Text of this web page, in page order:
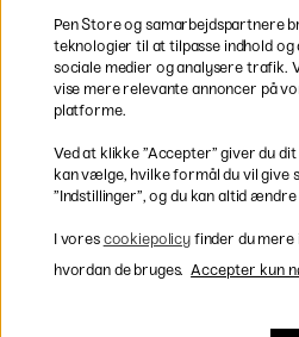
*
Hurtig levering til
Pen Store og samarbejdspartnere
teknologier til at tilpasse indhold
sociale medier og analysere trafik.
vise mere relevante annoncer på
platforme.
Ved at klikke ”Accepter” giver du
kan vælge, hvilke formål du vil give
”Indstillinger”, og du kan altid
I vores cookiepolicyfinder du mere
hvordan de bruges. Accepter kun